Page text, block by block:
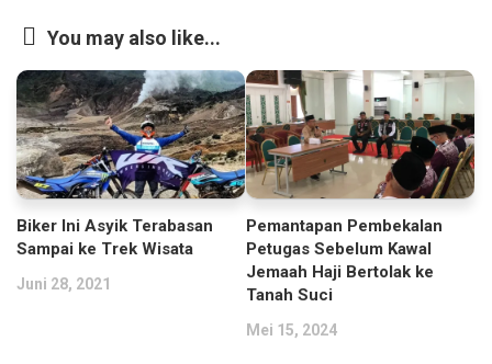
You may also like...
Biker Ini Asyik Terabasan
Sampai ke Trek Wisata
Juni 28, 2021
Pemantapan Pembekalan
Petugas Sebelum Kawal
Jemaah Haji Bertolak ke
Tanah Suci
Mei 15, 2024